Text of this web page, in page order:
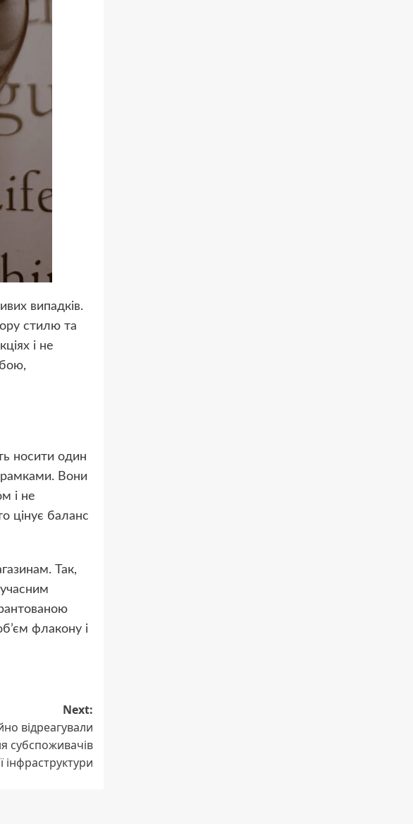
випадків.
стилю та
і не
носити один
Вони
і не
цінує баланс
Так,
флакону і
Next:
відреагували
субспоживачів
інфраструктури